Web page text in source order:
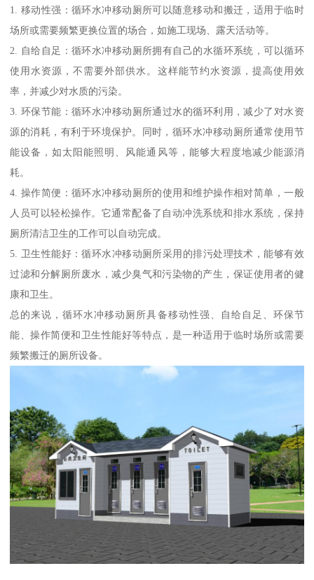
1. 移动性强：循环水冲移动厕所可以随意移动和搬迁，适用于临时
场所或需要频繁更换位置的场合，如施工现场、露天活动等。
2. 自给自足：循环水冲移动厕所拥有自己的水循环系统，可以循环
使用水资源，不需要外部供水。这样能节约水资源，提高使用效
率，并减少对水质的污染。
3. 环保节能：循环水冲移动厕所通过水的循环利用，减少了对水资
源的消耗，有利于环境保护。同时，循环水冲移动厕所通常使用节
能设备，如太阳能照明、风能通风等，能够大程度地减少能源消
耗。
4. 操作简便：循环水冲移动厕所的使用和维护操作相对简单，一般
人员可以轻松操作。它通常配备了自动冲洗系统和排水系统，保持
厕所清洁卫生的工作可以自动完成。
5. 卫生性能好：循环水冲移动厕所采用的排污处理技术，能够有效
过滤和分解厕所废水，减少臭气和污染物的产生，保证使用者的健
康和卫生。
总的来说，循环水冲移动厕所具备移动性强、自给自足、环保节
能、操作简便和卫生性能好等特点，是一种适用于临时场所或需要
频繁搬迁的厕所设备。